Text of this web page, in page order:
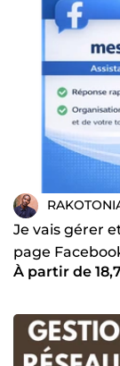
Je vais gérer
page
À partir de